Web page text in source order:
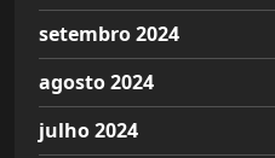
setembro 2024
agosto 2024
julho 2024